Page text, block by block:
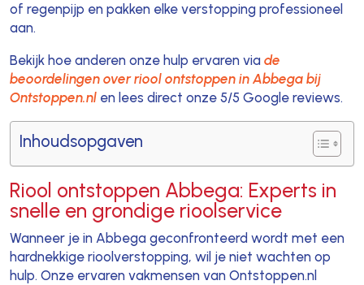
of regenpijp en pakken elke verstopping professioneel
aan.
Bekijk hoe anderen onze hulp ervaren via de
beoordelingen over riool ontstoppen in Abbega bij
Ontstoppen.nlen lees direct onze 5/5 Google reviews.
Inhoudsopgaven
Riool ontstoppen Abbega: Experts in
snelle en grondige rioolservice
Wanneer je in Abbega geconfronteerd wordt met een
hardnekkige rioolverstopping, wil je niet wachten op
hulp. Onze ervaren vakmensen van Ontstoppen.nl